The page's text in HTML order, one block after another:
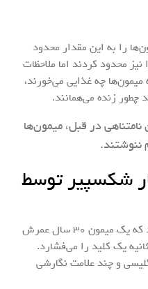
را به این مقدار محدود
محدود کردند اما ملاحظات
میمون‌ها چه غذایی می‌خورند،
زنده می‌همانند.
در قبل، میمون‌ها
شکسپیر توسط
محاسبه ریاضی‌دانان بر‌این‌مبنا می بود که یک میمون ۳۰ سال عمرش
یک کلید را می‌فشارد.
انگلیسی و چند علامت نگارشی